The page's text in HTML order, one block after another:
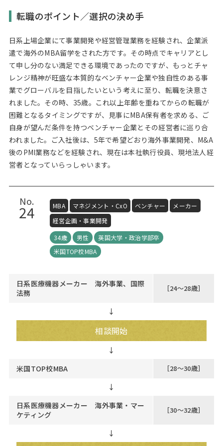
転職のポイント／選択の決め手
日系上場企業にて事業開発や経営管理業務を経験され、企業派
遣で海外のMBA留学をされた方です。その時点でキャリアとし
て申し分のない満足できる環境であったのですが、もっとチャ
レンジ精神が旺盛な本質的なベンチャー企業や独自性のある事
業でグローバルを目指したいという考えに至り、転職を決意さ
れました。その時、35歳。これ以上年齢を重ねてからの転職が
困難となるタイミングですが、見事にMBA保有者を求める、ご
自身が望んだ条件を持つベンチャー企業とその経営者に巡り合
われました。ご入社後は、5年で希望どおり海外事業開発、M&A
後のPMI業務などを経験され、現在は本社執行役員、現地法人経
営者となっていらっしゃいます。
No.
24 MBA マネジメント・CxO ベンチャー
メーカー
経営企画・事業開発
34歳
男性
英国大学・政治学部卒
米国TOP校MBA
日系医療機器メーカー 海外事業、国際
法務
［24～28歳］
↓
相談開始
米国TOP校MBA ［28～30歳］
↓
日系医療機器メーカー 海外事業・マー
ケティング
［30～32歳］
↓